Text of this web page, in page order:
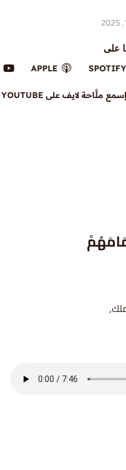
على
SPOTIFY
APPLE
إسمع ملَّاحة لايف على YOUTUBE